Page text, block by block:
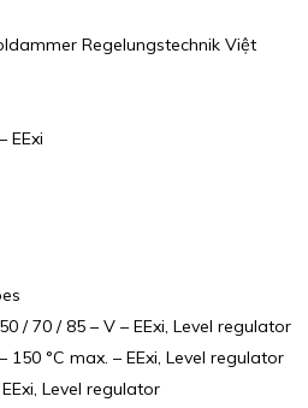
Regelungstechnik Việt
EExi
/ 70 / 85 – V – EExi, Level regulator
150 °C max. – EExi, Level regulator
Level regulator